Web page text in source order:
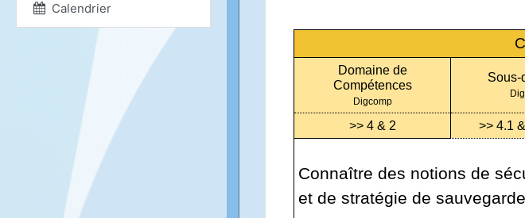
Domaine de
Compétences
Digcomp
Sous-
>> 4 & 2 >> 4.1
Connaître des notions de
et de stratégie de sauvegarde
Calendrier